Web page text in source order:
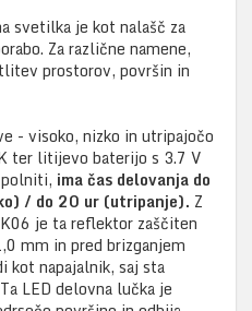
svetilka je kot nalašč za
Za različne namene,
prostorov, površin in
- visoko, nizko in utripajočo
ter litijevo baterijo s 3.7 V
ima čas delovanja do
/ do 20 ur (utripanje). Z
je ta reflektor zaščiten
mm in pred brizganjem
kot napajalnik, saj sta
LED delovna lučka je